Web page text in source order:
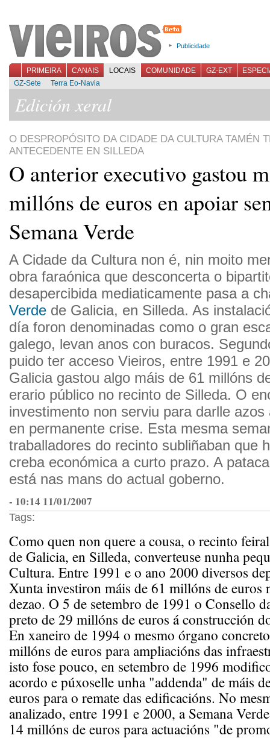
Publicidade
PRIMEIRA CANAIS LOCAIS COMUNIDADE GZ-EXT
GZ-Sete
Terra Eo-Navia
Edición xeral
O DESPROPÓSITO DA CIDADE DA CULTURA TAMÉN
ANTECEDENTE EN SILLEDA
O anterior executivo gastou
millóns de euros en apoiar
Semana Verde
A Cidade da Cultura non é, nin moito
obra faraónica que desconcerta o
desapercibida mediaticamente pasa a
Verde de Galicia, en Silleda. As
día foron denominadas como o gran
galego, levan anos con buracos.
puido ter acceso Vieiros, entre 1991 e
Galicia gastou algo máis de 61 millóns
erario público no recinto de Silleda. O
investimento non serviu para darlle
en permanente crise. Esta mesma
traballadores do recinto subliñaban que
creba económica a curto prazo. A
está nas mans do actual goberno.
- 10:14 11/01/2007
Tags:
Como quen non quere a cousa, o recinto
de Galicia, en Silleda, converteuse nunha
Cultura. Entre 1991 e o ano 2000 diversos
Xunta investiron máis de 61 millóns de euros
dezao. O 5 de setembro de 1991 o Consello
preto de 29 millóns de euros á construcción
En xaneiro de 1994 o mesmo órgano
millóns de euros para ampliacións das
isto fose pouco, en setembro de 1996
acordo e púxoselle unha "addenda" de máis
euros para o remate das edificacións. No
analizado, entre 1991 e 2000, a Semana
14 millóns de euros para actuacións "de